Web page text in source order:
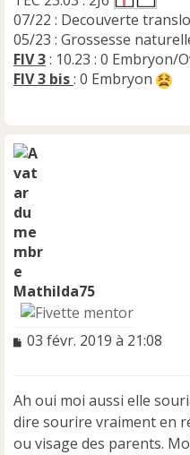
07/22 : Decouverte
05/23 : Grossesse
FIV 3: 10.23 : 0 Embryon/
FIV 3 bis: 0 Embryon
Mathilda75
M
s
a
g
e
03 févr. 2019 à 21:08
Ah oui moi aussi elle
dire sourire vraiment en
ou visage des parents.